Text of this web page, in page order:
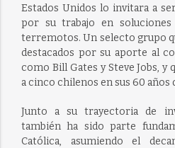
Estados Unidos lo invitara a
por su trabajo en
terremotos. Un selecto grupo
destacados por su aporte al
como Bill Gates y Steve Jobs, y
a cinco chilenos en sus 60 años
Junto a su trayectoria de
también ha sido parte
Católica, asumiendo el